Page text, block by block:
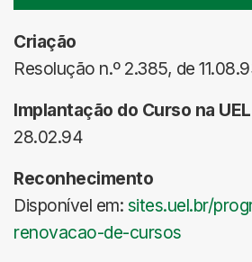
Criação
Resolução n.º 2.385, de
Implantação do Curso na UEL
28.02.94
Reconhecimento
Disponível em: sites.uel.br/
renovacao-de-cursos